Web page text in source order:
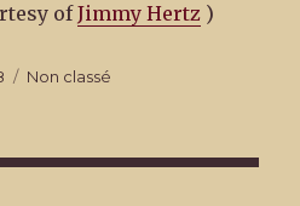
ofJimmy Hertz )
Catégories
Non classé